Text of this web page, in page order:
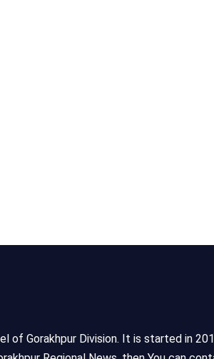
of Gorakhpur Division. It is started in